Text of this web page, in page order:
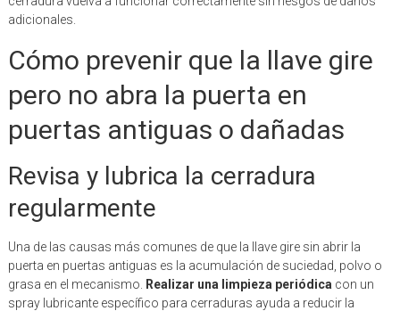
adicionales.
Cómo prevenir que la llave gire
pero no abra la puerta en
puertas antiguas o dañadas
Revisa y lubrica la cerradura
regularmente
Una de las causas más comunes de que la llave gire sin abrir la
puerta en puertas antiguas es la acumulación de suciedad, polvo o
grasa en el mecanismo.
Realizar una limpieza periódica con un
spray lubricante específico para cerraduras ayuda a reducir la